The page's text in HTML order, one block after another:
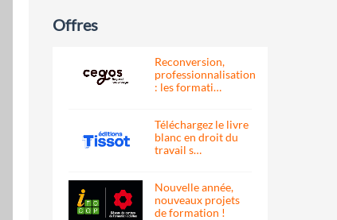
Offres
Reconversion,
professionnalisation
: les formati…
Téléchargez le livre
blanc en droit du
travail s…
Nouvelle année,
nouveaux projets
de formation !